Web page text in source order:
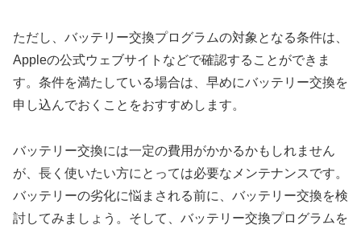
ただし、バッテリー交換プログラムの対象となる条件は、
Appleの公式ウェブサイトなどで確認することができま
す。条件を満たしている場合は、早めにバッテリー交換を
申し込んでおくことをおすすめします。
バッテリー交換には一定の費用がかかるかもしれません
が、長く使いたい方にとっては必要なメンテナンスです。
バッテリーの劣化に悩まされる前に、バッテリー交換を検
討してみましょう。そして、バッテリー交換プログラムを